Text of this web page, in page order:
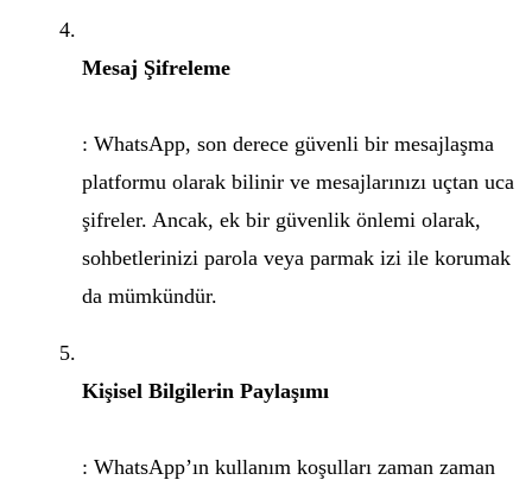
Mesaj Şifreleme
: WhatsApp, son derece güvenli bir mesajlaşma
platformu olarak bilinir ve mesajlarınızı uçtan uca
şifreler. Ancak, ek bir güvenlik önlemi olarak,
sohbetlerinizi parola veya parmak izi ile korumak
da mümkündür.
Kişisel Bilgilerin Paylaşımı
: WhatsApp’ın kullanım koşulları zaman zaman